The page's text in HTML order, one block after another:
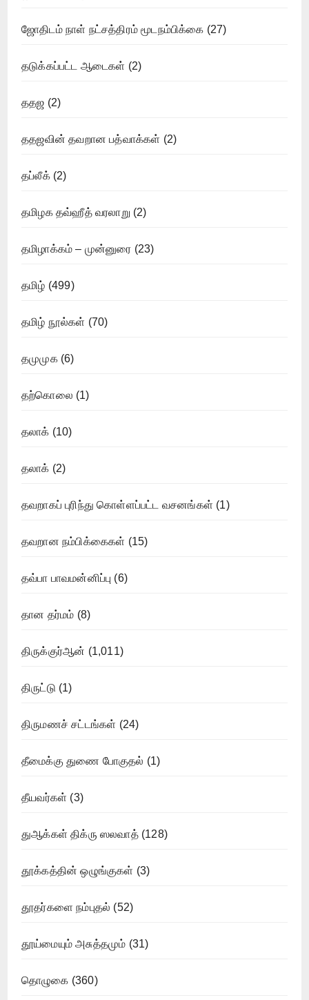
ஜோதிடம் நாள் நட்சத்திரம் மூடநம்பிக்கை (27)
தடுக்கப்பட்ட ஆடைகள் (2)
ததஜ (2)
ததஜவின் தவறான பத்வாக்கள் (2)
தப்லீக்(2)
தமிழக தவ்ஹீத் வரலாறு (2)
தமிழாக்கம் – முன்னுரை (23)
தமிழ் (499)
தமிழ் நூல்கள் (70)
தமுமுக(6)
தற்கொலை (1)
தலாக் (10)
தலாக் (2)
தவறாகப் புரிந்து கொள்ளப்பட்ட வசனங்கள் (1)
தவறான நம்பிக்கைகள் (15)
தவ்பா பாவமன்னிப்பு (6)
தான தர்மம் (8)
திருக்குர்ஆன் (1,011)
திருட்டு (1)
திருமணச் சட்டங்கள் (24)
தீமைக்கு துணை போகுதல் (1)
தீயவர்கள் (3)
துஆக்கள் திக்ரு ஸலவாத்(128)
தூக்கத்தின் ஒழுங்குகள் (3)
தூதர்களை நம்புதல் (52)
தூய்மையும் அசுத்தமும் (31)
தொழுகை (360)